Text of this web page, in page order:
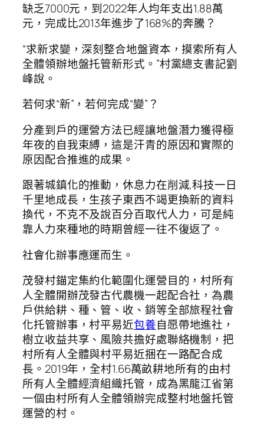
缺乏7000元，到2022年人均年支出1.88萬
元，完成比2013年進步了168%的奔騰？
“求新求變，深刻整合地盤資本，摸索所有人
全體領辦地盤托管新形式。”村黨總支書記劉
峰說。
若何求“新”，若何完成“變”？
分產到戶的運營方法已經讓地盤潛力獲得極
年夜的自我束縛，這是汗青的原因和實際的
原因配合推進的成果。
跟著城鎮化的推動，休息力在削減,科技一日
千里地成長，生孩子東西不竭更換新的資料
換代，不克不及說百分百取代人力，可是純
靠人力來種地的時期曾經一往不復返了。
社會化辦事應運而生。
茂發村錨定集約化範圍化運營目的，村所有
人全體開辦茂發古代農機一起配合社，為農
戶供給耕、種、管、收、銷等全部旅程社會
化托管辦事，村平易近包養自愿帶地進社，
樹立收益共享、風險共擔好處聯絡機制，把
村所有人全體與村平易近捆在一路配合成
長。2019年，全村1.66萬畝耕地所有的由村
所有人全體經濟組織托管，成為黑龍江省第
一個由村所有人全體領辦完成整村地盤托管
運營的村。